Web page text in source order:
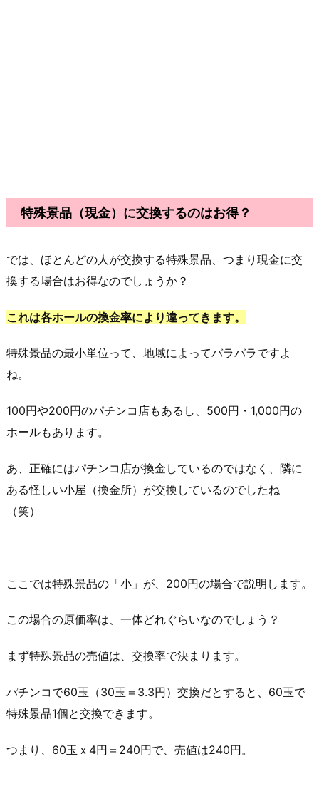
特殊景品（現金）に交換するのはお得？
では、ほとんどの人が交換する特殊景品、つまり現金に交
換する場合はお得なのでしょうか？
これは各ホールの換金率により違ってきます。
特殊景品の最小単位って、地域によってバラバラですよ
ね。
100円や200円のパチンコ店もあるし、500円・1,000円の
ホールもあります。
あ、正確にはパチンコ店が換金しているのではなく、隣に
ある怪しい小屋（換金所）が交換しているのでしたね
（笑）
ここでは特殊景品の「小」が、200円の場合で説明します。
この場合の原価率は、一体どれぐらいなのでしょう？
まず特殊景品の売値は、交換率で決まります。
パチンコで60玉（30玉＝3.3円）交換だとすると、60玉で
特殊景品1個と交換できます。
つまり、60玉ｘ4円＝240円で、売値は240円。